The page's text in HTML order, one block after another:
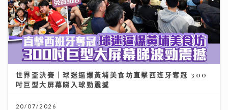
世界盃決賽｜球迷逼爆黃埔美食坊直擊西班牙奪冠 300
吋巨型大屏幕睇入球勁震撼
20/07/2026